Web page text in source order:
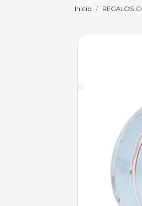
Inicio REGALOS